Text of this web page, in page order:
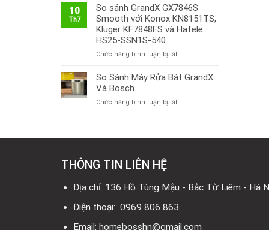
Trường
Bếp
Từ
2026:
Nghệ
Hướng
Hiệu
10
Th7
So sánh GrandX GX7846S
Smooth với Konox KN8151TS,
Kluger KF7848FS và Hafele
HS25-SSN1S-540
Chức năng bình luận bị tắtở
sánh
Smooth
HS25-
540
So Sánh Máy Rửa Bát GrandX
Và Bosch
Chức năng bình luận bị tắtở
Bosch
THÔNG TIN LIÊN HỆ
Địa chỉ: 136 Hồ Tùng Mậu - Bắc Từ Liêm - Hà
Điện thoại: 0969 806 863
Email: homebosshn@gmail.com